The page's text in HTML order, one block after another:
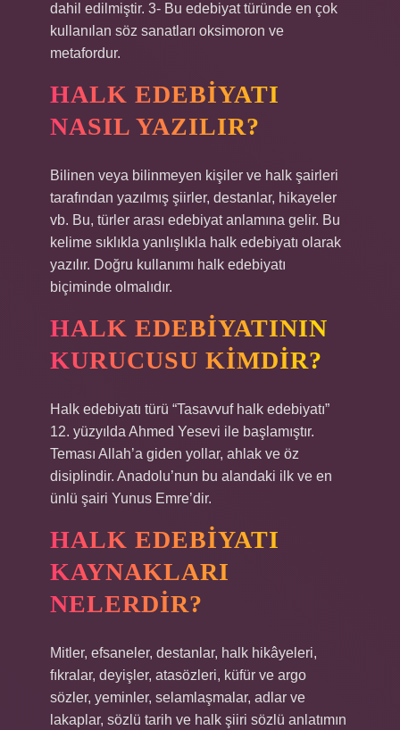
dahil edilmiştir. 3- Bu edebiyat türünde en çok
kullanılan söz sanatları oksimoron ve
metafordur.
HALK EDEBIYATI
NASIL YAZILIR?
Bilinen veya bilinmeyen kişiler ve halk şairleri
tarafından yazılmış şiirler, destanlar, hikayeler
vb. Bu, türler arası edebiyat anlamına gelir. Bu
kelime sıklıkla yanlışlıkla halk edebiyatı olarak
yazılır. Doğru kullanımı halk edebiyatı
biçiminde olmalıdır.
HALK EDEBIYATININ
KURUCUSU KIMDIR?
Halk edebiyatı türü “Tasavvuf halk edebiyatı”
12. yüzyılda Ahmed Yesevi ile başlamıştır.
Teması Allah’a giden yollar, ahlak ve öz
disiplindir. Anadolu’nun bu alandaki ilk ve en
ünlü şairi Yunus Emre’dir.
HALK EDEBIYATI
KAYNAKLARI
NELERDIR?
Mitler, efsaneler, destanlar, halk hikâyeleri,
fıkralar, deyişler, atasözleri, küfür ve argo
sözler, yeminler, selamlaşmalar, adlar ve
lakaplar, sözlü tarih ve halk şiiri sözlü anlatımın